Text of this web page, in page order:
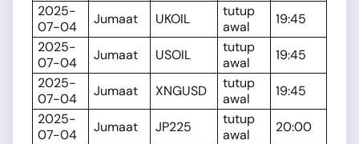
2025-
07-04
Jumaat UKOIL
tutup
awal
19:45
2025-
07-04
Jumaat USOIL
tutup
awal
19:45
2025-
07-04
Jumaat XNGUSD
tutup
awal
19:45
2025-
07-04
Jumaat JP225
tutup
awal
20:00